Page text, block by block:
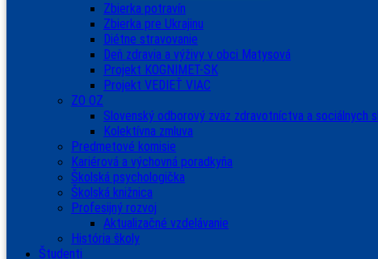
Zbierka potravín
Zbierka pre Ukrajinu
Diétne stravovanie
Deň zdravia a výživy v obci Matysová
Projekt KOGNIMET-SK
Projekt VEDIEŤ VIAC
ZO OZ
Slovenský odborový zväz zdravotníctva a sociálnych
Kolektívna zmluva
Predmetové komisie
Kariérová a výchovná poradkyňa
Školská psychologička
Školská knižnica
Profesijný rozvoj
Aktualizačné vzdelávanie
História školy
Študenti